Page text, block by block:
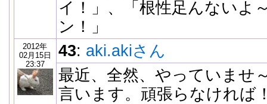
イ！」、「根性足んないよ
ン！」
2012年
02月15日
23:37
43: aki.akiさん
最近、全然、やっていませ
言います。頑張らなければ